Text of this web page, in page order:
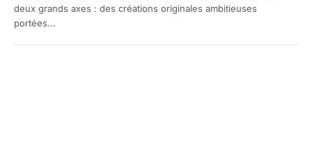
deux grands axes : des créations originales ambitieuses
portées...